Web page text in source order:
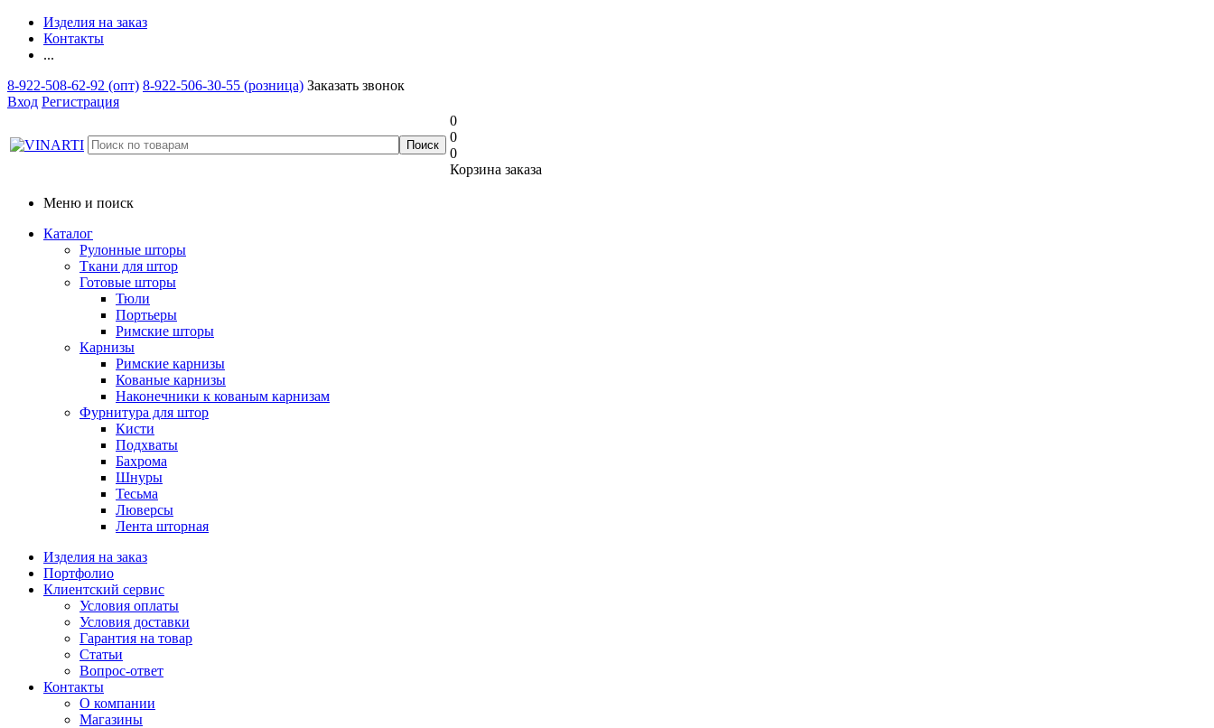
Изделия на заказ
Контакты
...
8-922-508-62-92 (опт) 8-922-506-30-55 (розница) Заказать звонок
Вход Регистрация
0
0
0
Корзина заказа
Меню и поиск
Каталог
Рулонные шторы
Ткани для штор
Готовые шторы
Тюли
Портьеры
Римские шторы
Карнизы
Римские карнизы
Кованые карнизы
Наконечники к кованым карнизам
Фурнитура для штор
Кисти
Подхваты
Бахрома
Шнуры
Тесьма
Люверсы
Лента шторная
Изделия на заказ
Портфолио
Клиентский сервис
Условия оплаты
Условия доставки
Гарантия на товар
Статьи
Вопрос-ответ
Контакты
О компании
Магазины